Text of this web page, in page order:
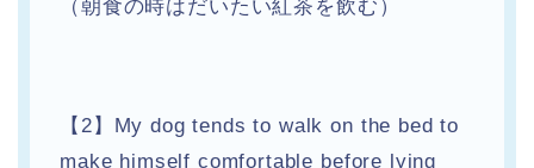
（朝食の時はだいたい紅茶を飲む）
【2】My dog tends to walk on the bed to
make himself comfortable before lying